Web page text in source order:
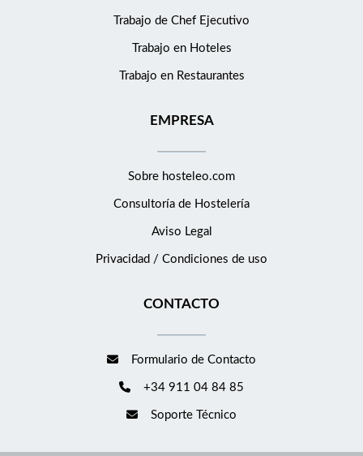
Trabajo de Chef Ejecutivo
Trabajo en Hoteles
Trabajo en Restaurantes
EMPRESA
Sobre hosteleo.com
Consultoría de Hostelería
Aviso Legal
Privacidad / Condiciones de uso
CONTACTO
Formulario de Contacto
+34 911 04 84 85
Soporte Técnico